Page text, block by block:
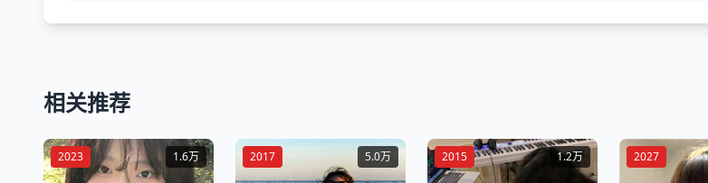
相关推荐
2023 1.6万 2017 5.0万 2015 1.2万 2027